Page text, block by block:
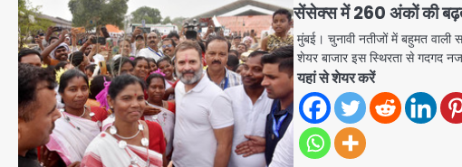
सेंसेक्स में 260 अंकों की
मुंबई। चुनावी नतीजों में बहुमत वाली
शेयर बाजार इस स्थिरता से गदगद
यहां से शेयर करें